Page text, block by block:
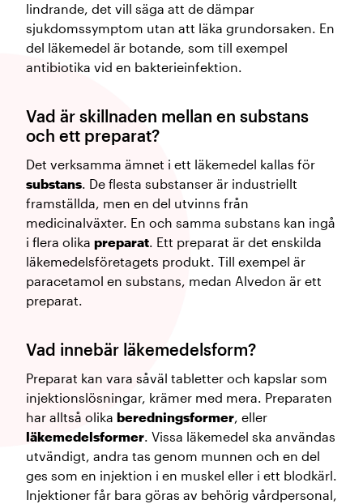
lindrande, det vill säga att de dämpar
sjukdomssymptom utan att läka grundorsaken. En
del läkemedel är botande, som till exempel
antibiotika vid en bakterieinfektion.
Vad är skillnaden mellan en substans
och ett preparat?
Det verksamma ämnet i ett läkemedel kallas för
substans. De flesta substanser är industriellt
framställda, men en del utvinns från
medicinalväxter. En och samma substans kan ingå
i flera olika preparat. Ett preparat är det enskilda
läkemedelsföretagets produkt. Till exempel är
paracetamol en substans, medan Alvedon är ett
preparat.
Vad innebär läkemedelsform?
Preparat kan vara såväl tabletter och kapslar som
injektionslösningar, krämer med mera. Preparaten
har alltså olika beredningsformer, eller
läkemedelsformer. Vissa läkemedel ska användas
utvändigt, andra tas genom munnen och en del
ges som en injektion i en muskel eller i ett blodkärl.
Injektioner får bara göras av behörig vårdpersonal,